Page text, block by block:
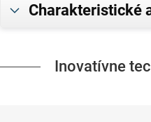
Charakteristické
Inovatívne